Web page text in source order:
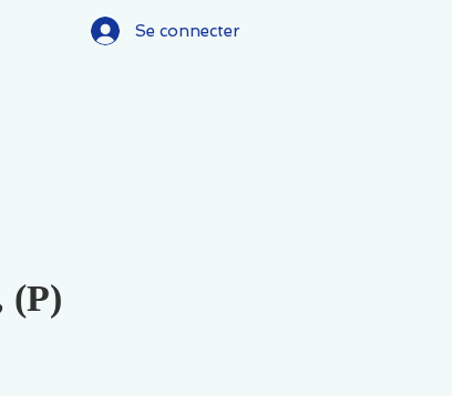
Se connecter
(P)